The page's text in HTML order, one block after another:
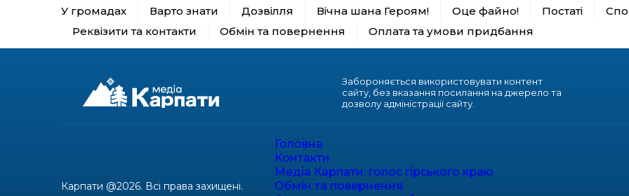
У громадах Варто знати Дозвілля Вічна шана Героям! Оце файно! Постаті
Реквізити та контакти
Обмін та повернення Оплата та умови придбання
Забороняється використовувати контент
сайту, без вказання посилання на джерело та
дозволу адміністрації сайту.
Карпати @2026. Всі права захищені.
Головна
Контакти
Медіа Карпати: голос гірського краю
Обмін та повернення